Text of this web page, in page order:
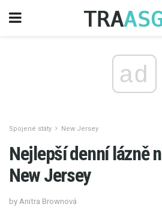
ad
Spojené státy New Jersey
Nejlepší denní lázně
New Jersey
by Anitra Brownová